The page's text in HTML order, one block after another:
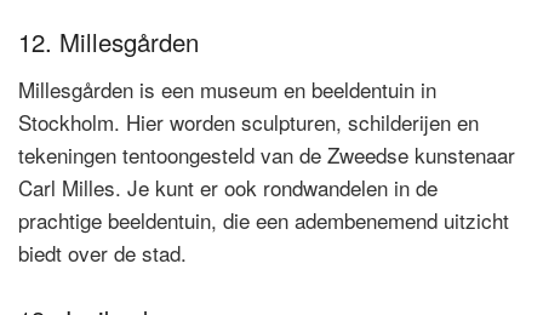
12. Millesgården
Millesgården is een museum en beeldentuin in
Stockholm. Hier worden sculpturen, schilderijen en
tekeningen tentoongesteld van de Zweedse kunstenaar
Carl Milles. Je kunt er ook rondwandelen in de
prachtige beeldentuin, die een adembenemend uitzicht
biedt over de stad.